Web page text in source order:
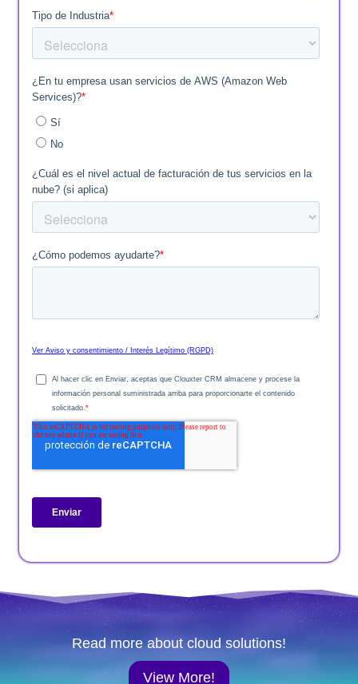
Read more about cloud solutions!
View More!